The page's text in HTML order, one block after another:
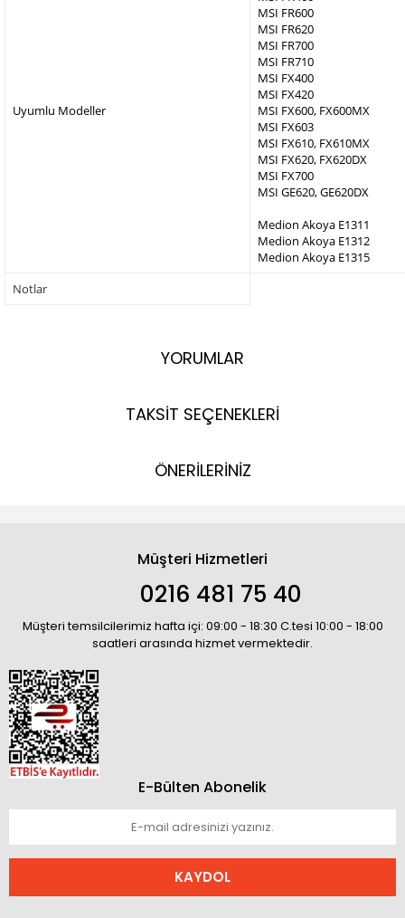
Uyumlu Modeller
MSI FR600
MSI FR620
MSI FR700
MSI FR710
MSI FX400
MSI FX420
MSI FX600, FX600MX
MSI FX603
MSI FX610, FX610MX
MSI FX620, FX620DX
MSI FX700
MSI GE620, GE620DX
Medion Akoya E1311
Medion Akoya E1312
Medion Akoya E1315
Notlar
YORUMLAR
TAKSİT SEÇENEKLERİ
ÖNERİLERİNİZ
Müşteri Hizmetleri
0216 481 75 40
Müşteri temsilcilerimiz hafta içi: 09:00 - 18:30 C.tesi 10:00 - 18:00
saatleri arasında hizmet vermektedir.
E-Bülten Abonelik
KAYDOL